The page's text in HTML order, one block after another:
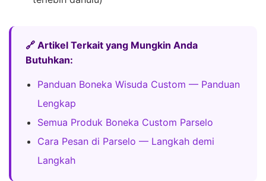
🔗 Artikel Terkait yang Mungkin Anda
Butuhkan:
Panduan Boneka Wisuda Custom — Panduan
Lengkap
Semua Produk Boneka Custom Parselo
Cara Pesan di Parselo — Langkah demi
Langkah